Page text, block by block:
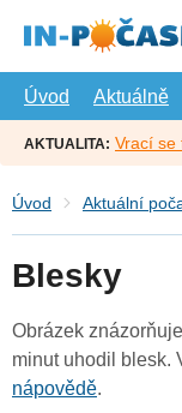
hlavní
Úvod
Aktuálně
AKTUALITA: Vrací se
Úvod Aktuální
Blesky
Obrázek
minut uhodil blesk.
nápovědě.